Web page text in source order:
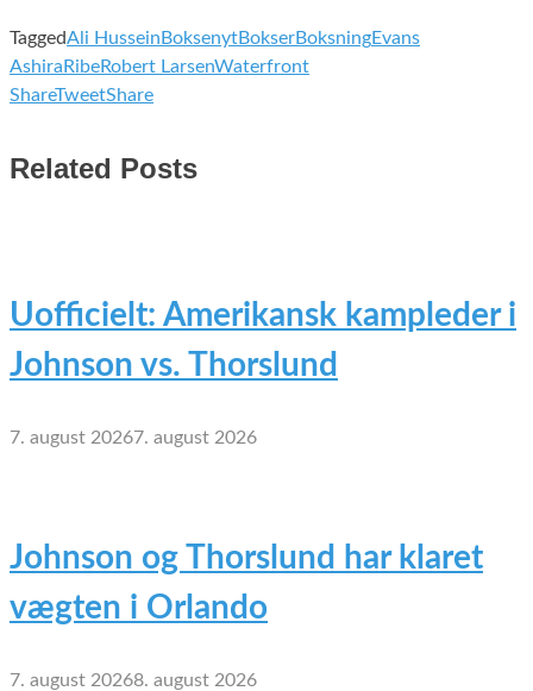
TaggedAli Hussein BoksenytBokserBoksningEvans
Ashira RibeRobert LarsenWaterfront
ShareTweetShare
Related Posts
Uofficielt: Amerikansk kampleder i
Johnson vs. Thorslund
7. august 20267. august 2026
Johnson og Thorslund har klaret
vægten i Orlando
7. august 20268. august 2026